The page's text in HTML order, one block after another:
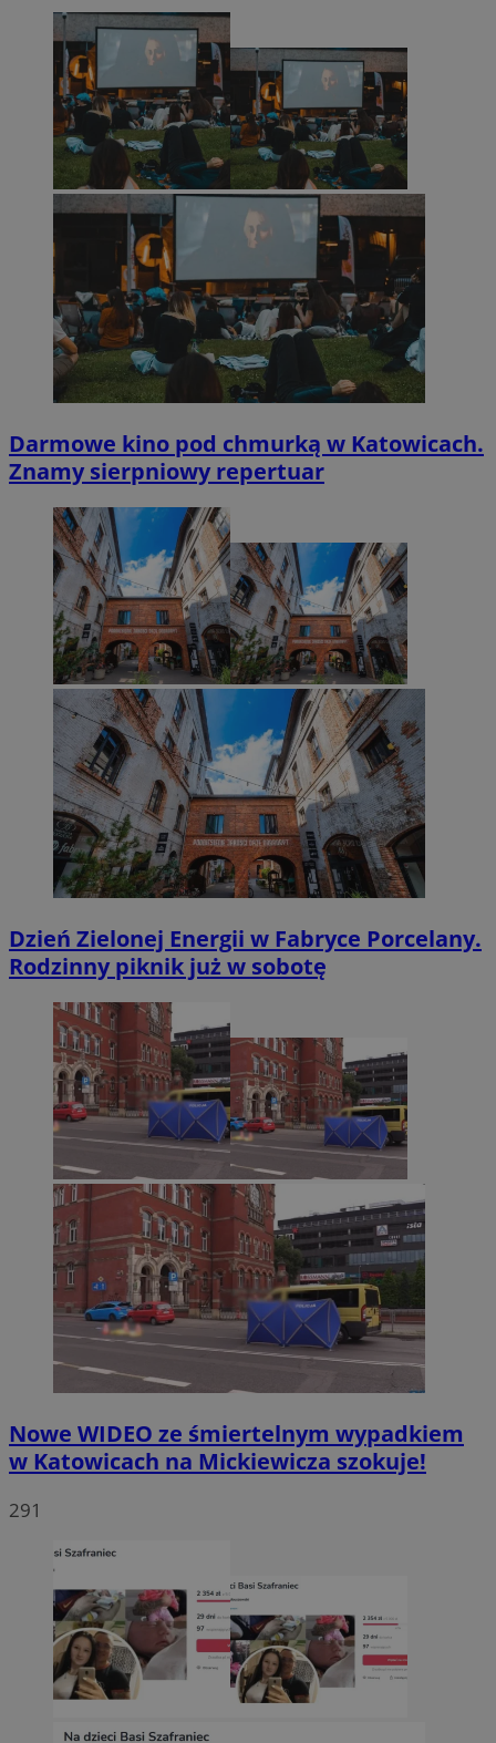
Darmowe kino pod chmurką w Katowicach.
Znamy sierpniowy repertuar
Dzień Zielonej Energii w Fabryce Porcelany.
Rodzinny piknik już w sobotę
Nowe WIDEO ze śmiertelnym wypadkiem
w Katowicach na Mickiewicza szokuje!
291